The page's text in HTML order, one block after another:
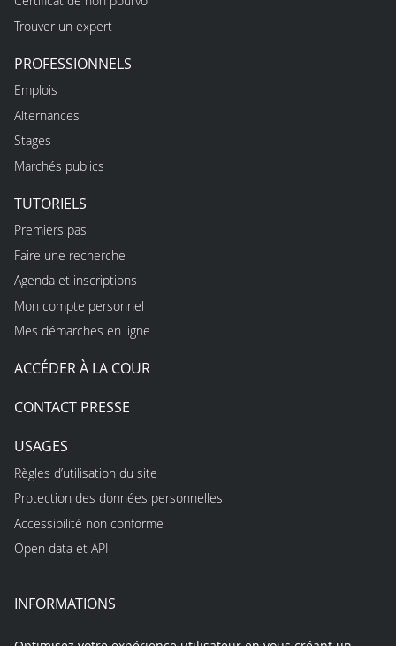
Trouver un expert
PROFESSIONNELS
Emplois
Alternances
Stages
Marchés publics
TUTORIELS
Premiers pas
Faire une recherche
Agenda et inscriptions
Mon compte personnel
Mes démarches en ligne
ACCÉDER À LA COUR
CONTACT PRESSE
USAGES
Règles d’utilisation du site
Protection des données personnelles
Accessibilité non conforme
Open data et API
INFORMATIONS